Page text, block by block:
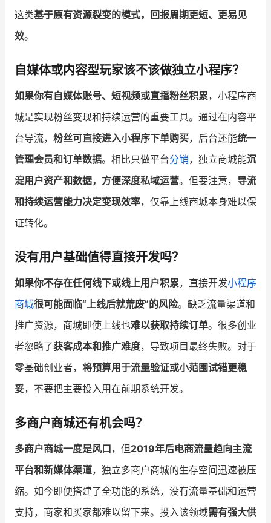
这类基于原有资源裂变的模式，回报周期更短、更易见
效。
自媒体或内容型玩家该不该做独立小程序？
如果你有自媒体账号、短视频或直播粉丝积累，小程序商
城是实现粉丝变现和持续运营的重要工具。通过在内容平
台导流， 粉丝可直接进入小程序下单购买，后台还能统一
管理会员和订单数据。相比只做平台分销，独立商城能沉
淀用户资产和数据，方便深度私域运营。但要注意， 导流
和持续运营能力决定变现效率，仅靠上线商城本身难以保
证转化。
没有用户基础值得直接开发吗？
如果你不存在任何线下或线上用户积累，直接开发小程序
商城很可能面临“上线后就荒废”的风险。缺乏流量渠道和
推广资源，商城即使上线也难以获取持续订单。很多创业
者忽略了获客成本和推广难度，导致项目最终失败。对于
零基础创业者， 将预算用于流量验证或小范围试错更稳
妥，不要把主要投入用在前期系统开发。
多商户商城还有机会吗？
多商户商城一度是风口，但2019年后电商流量趋向主流
平台和新媒体渠道，独立多商户商城的生存空间迅速被压
缩。如今即便搭建了全功能的系统，没有流量基础和运营
支持，商家和买家都难以留下来。投入该领域需有强大供